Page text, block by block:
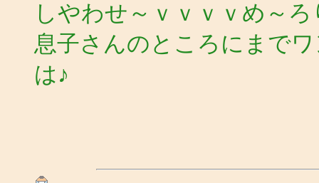
しやわせ～ｖｖｖｖめ～
息子さんのところにまで
は♪